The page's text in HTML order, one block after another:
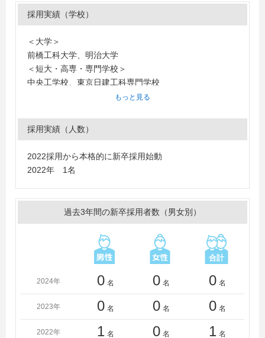
採用実績（学校）
＜大学＞
前橋工科大学、明治大学
＜短大・高専・専門学校＞
中央工学校、東京日建工科専門学校
もっと見る
採用実績（人数）
2022採用から本格的に新卒採用始動
2022年 1名
過去3年間の新卒採用者数（男女別）
2024年 0 名 0 名 0 名
2023年 0 名 0 名 0 名
2022年 1 名 0 名 1 名